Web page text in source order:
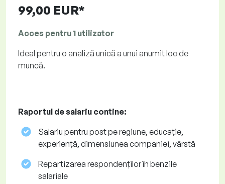
99,00 EUR*
Acces pentru 1 utilizator
Ideal pentru o analiză unică a unui anumit loc de
muncă.
Raportul de salariu contine:
Salariu pentru post pe regiune, educație,
experiență, dimensiunea companiei, vârstă
Repartizarea respondenților în benzile
salariale